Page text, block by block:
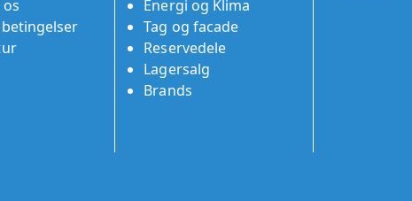
Energi og Klima
Tag og facade
Reservedele
Lagersalg
Brands